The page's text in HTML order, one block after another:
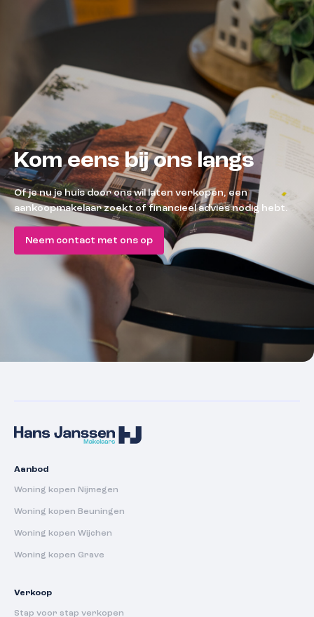
Kom eens bij ons langs
Of je nu je huis door ons wil laten verkopen, een
aankoopmakelaar zoekt of financieel advies nodig hebt.
Neem contact met ons op
Aanbod
Woning kopen Nijmegen
Woning kopen Beuningen
Woning kopen Wijchen
Woning kopen Grave
Verkoop
Stap voor stap verkopen